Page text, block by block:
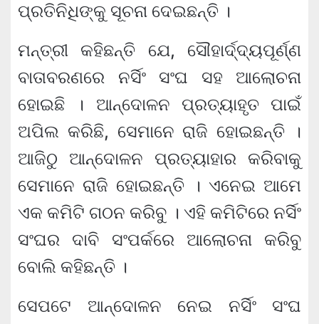
ପ୍ରତିନିଧିଙ୍କୁ ସୂଚନା ଦେଇଛନ୍ତି ।
ମନ୍ତ୍ରୀ କହିଛନ୍ତି ଯେ, ସୌହାର୍ଦ୍ଦ୍ୟପୂର୍ଣ୍ଣ
ବାତାବରଣରେ ନର୍ସିଂ ସଂଘ ସହ ଆଲୋଚନା
ହୋଇଛି । ଆନ୍ଦୋଳନ ପ୍ରତ୍ୟାହୃତ ପାଇଁ
ଅପିଲ କରିଛି, ସେମାନେ ରାଜି ହୋଇଛନ୍ତି ।
ଆଜିଠୁ ଆନ୍ଦୋଳନ ପ୍ରତ୍ୟାହାର କରିବାକୁ
ସେମାନେ ରାଜି ହୋଇଛନ୍ତି । ଏନେଇ ଆମେ
ଏକ କମିଟି ଗଠନ କରିବୁ । ଏହି କମିଟିରେ ନର୍ସିଂ
ସଂଘର ଦାବି ସଂପର୍କରେ ଆଲୋଚନା କରିବୁ
ବୋଲି କହିଛନ୍ତି ।
ସେପଟେ ଆନ୍ଦୋଳନ ନେଇ ନର୍ସିଂ ସଂଘ